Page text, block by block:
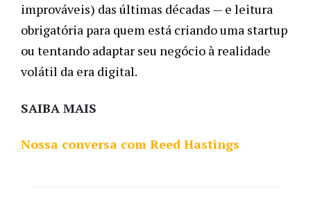
improváveis) das últimas décadas — e leitura
obrigatória para quem está criando uma startup
ou tentando adaptar seu negócio à realidade
volátil da era digital.
SAIBA MAIS
Nossa conversa com Reed Hastings